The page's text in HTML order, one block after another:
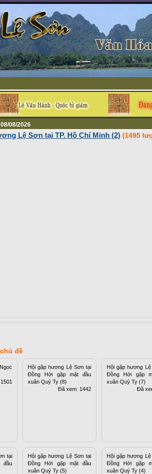
08/2026
Lệ Sơn tại TP. Hồ Chí Minh (2) (1495
đề
Hội gặp hương Lệ Sơn tại
Đồng Hới gặp mặt đầu
xuân Quý Ty (8)
Đã xem: 1442
Hội gặp hương
Đồng Hới gặp
xuân Quý Ty (7)
Đã
tại
đầu
Hội gặp hương Lệ Sơn tại
Đồng Hới gặp mặt đầu
xuân Quý Ty (5)
Hội gặp hương
Đồng Hới gặp
xuân Quý Ty (4)